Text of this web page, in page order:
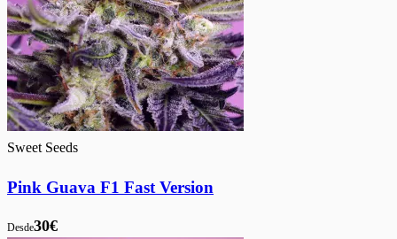
Sweet Seeds
Pink Guava F1 Fast Version
Desde30€